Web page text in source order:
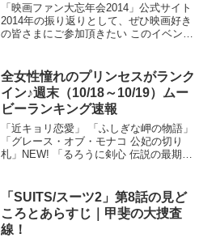
「映画ファン大忘年会2014」公式サイト
2014年の振り返りとして、ぜひ映画好き
の皆さまにご参加頂きたい このイベン
きの仲間を作り、もっと良い映画に出会
いたい、という思...
全女性憧れのプリンセスがランク
イン♪週末（10/18～10/19）ムー
ビーランキング速報
「近キョリ恋愛」 「ふしぎな岬の物語」
「グレース・オブ・モナコ 公妃の切り
札」NEW! 「るろうに剣心 伝説の最期
「まほろ駅前狂騒曲」NEW! 「STAND
BY...
「SUITS/スーツ2」第8話の見ど
ころとあらすじ｜甲斐の大捜査
線！